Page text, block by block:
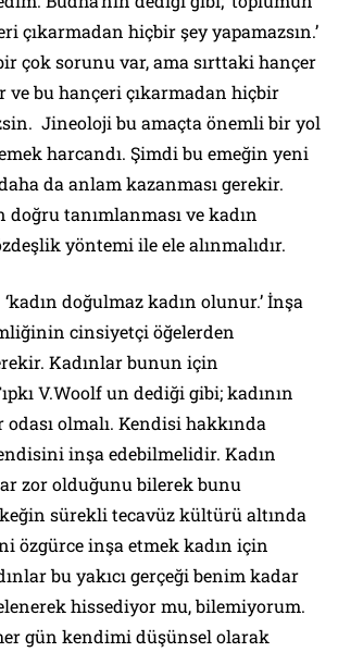
çıkarmadan hiçbir şey yapamazsın.’
çok sorunu var, ama sırttaki hançer
ve bu hançeri çıkarmadan hiçbir
Jineoloji bu amaçta önemli bir yol
harcandı. Şimdi bu emeğin yeni
da anlam kazanması gerekir.
doğru tanımlanması ve kadın
yöntemi ile ele alınmalıdır.
doğulmaz kadın olunur.’ İnşa
cinsiyetçi öğelerden
Kadınlar bunun için
V.Woolf un dediği gibi; kadının
olmalı. Kendisi hakkında
inşa edebilmelidir. Kadın
zor olduğunu bilerek bunu
sürekli tecavüz kültürü altında
özgürce inşa etmek kadın için
bu yakıcı gerçeği benim kadar
hissediyor mu, bilemiyorum.
gün kendimi düşünsel olarak